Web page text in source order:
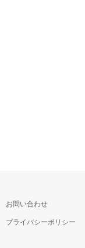
お問い合わせ
プライバシーポリシー